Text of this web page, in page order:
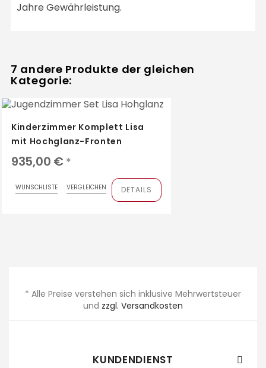
Jahre Gewährleistung.
7 andere Produkte der gleichen
Kategorie:
Kinderzimmer Komplett Lisa
mit Hochglanz-Fronten
935,00 € *
WUNSCHLISTE VERGLEICHEN DETAILS
* Alle Preise verstehen sich inklusive Mehrwertsteuer
und zzgl. Versandkosten
KUNDENDIENST 